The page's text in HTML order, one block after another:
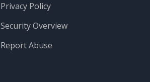
Privacy Policy
Security Overview
Report Abuse